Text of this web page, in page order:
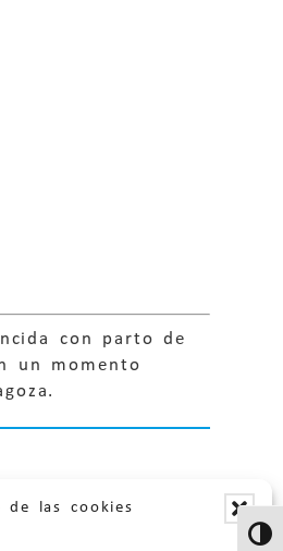
de las cookies
con parto de
un momento